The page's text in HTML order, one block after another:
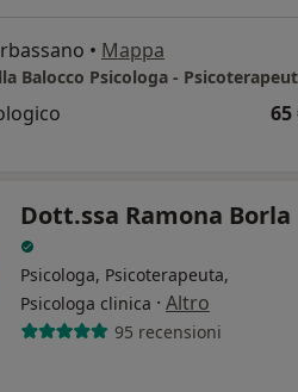
• Mappa
Balocco Psicologa -
65
Dott.ssa Ramona Borla
Psicologa, Psicoterapeuta,
Psicologa clinica · Altro
95 recensioni